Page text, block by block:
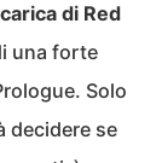
di Red
una forte
Solo
decidere se